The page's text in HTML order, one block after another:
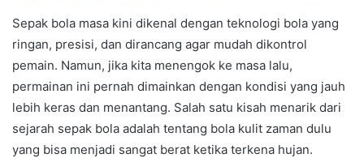
Sepak bola masa kini dikenal dengan teknologi bola yang
ringan, presisi, dan dirancang agar mudah dikontrol
pemain. Namun, jika kita menengok ke masa lalu,
permainan ini pernah dimainkan dengan kondisi yang jauh
lebih keras dan menantang. Salah satu kisah menarik dari
sejarah sepak bola adalah tentang bola kulit zaman dulu
yang bisa menjadi sangat berat ketika terkena hujan.